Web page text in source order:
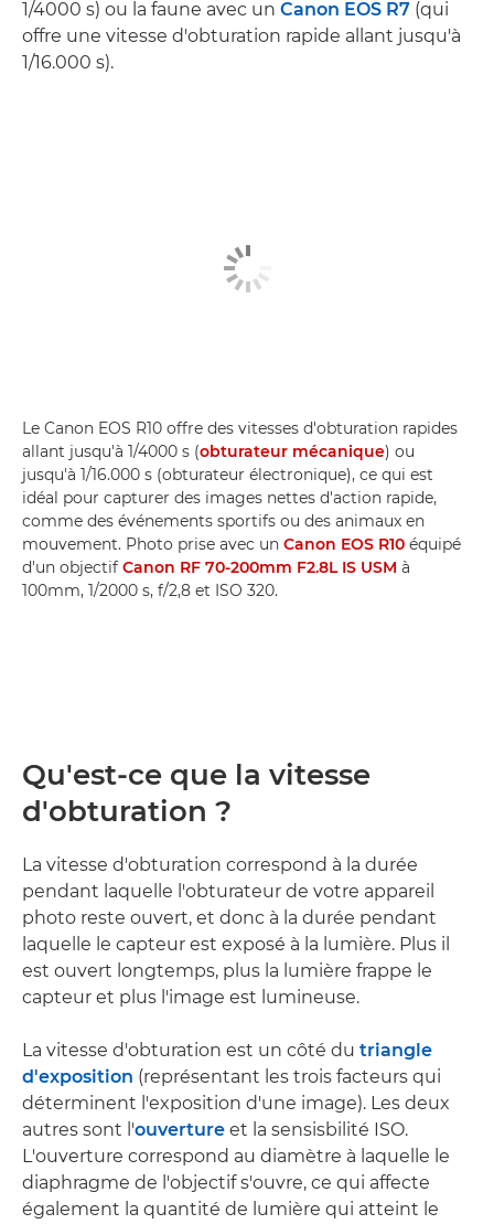
1/4000 s) ou la faune avec un Canon EOS R7 (qui
offre une vitesse d'obturation rapide allant jusqu'à
1/16.000 s).
Le Canon EOS R10 offre des vitesses d'obturation rapides
allant jusqu'à 1/4000 s (obturateur mécanique) ou
jusqu'à 1/16.000 s (obturateur électronique), ce qui est
idéal pour capturer des images nettes d'action rapide,
comme des événements sportifs ou des animaux en
mouvement. Photo prise avec un Canon EOS R10 équipé
d'un objectif Canon RF 70-200mm F2.8L IS USM à
100mm, 1/2000 s, f/2,8 et ISO 320.
Qu'est-ce que la vitesse
d'obturation ?
La vitesse d'obturation correspond à la durée
pendant laquelle l'obturateur de votre appareil
photo reste ouvert, et donc à la durée pendant
laquelle le capteur est exposé à la lumière. Plus il
est ouvert longtemps, plus la lumière frappe le
capteur et plus l'image est lumineuse.
La vitesse d'obturation est un côté du triangle
d'exposition (représentant les trois facteurs qui
déterminent l'exposition d'une image). Les deux
autres sont l'ouverture et la sensisbilité ISO.
L'ouverture correspond au diamètre à laquelle le
diaphragme de l'objectif s'ouvre, ce qui affecte
également la quantité de lumière qui atteint le